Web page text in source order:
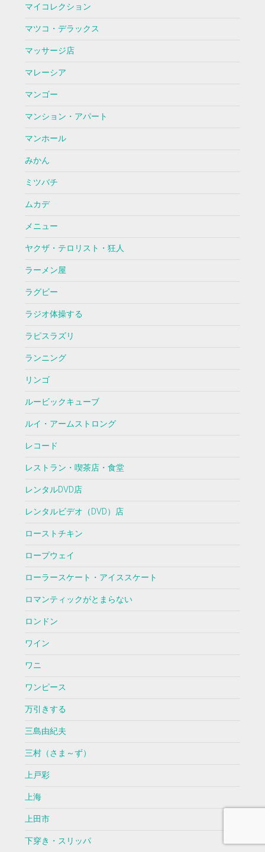
マイコレクション
マツコ・デラックス
マッサージ店
マレーシア
マンゴー
マンション・アパート
マンホール
みかん
ミツバチ
ムカデ
メニュー
ヤクザ・テロリスト・狂人
ラーメン屋
ラグビー
ラジオ体操する
ラピスラズリ
ランニング
リンゴ
ルービックキューブ
ルイ・アームストロング
レコード
レストラン・喫茶店・食堂
レンタルDVD店
レンタルビデオ（DVD）店
ローストチキン
ロープウェイ
ローラースケート・アイススケート
ロマンティックがとまらない
ロンドン
ワイン
ワニ
ワンピース
万引きする
三島由紀夫
三村（さま～ず）
上戸彩
上海
上田市
下穿き・スリッパ